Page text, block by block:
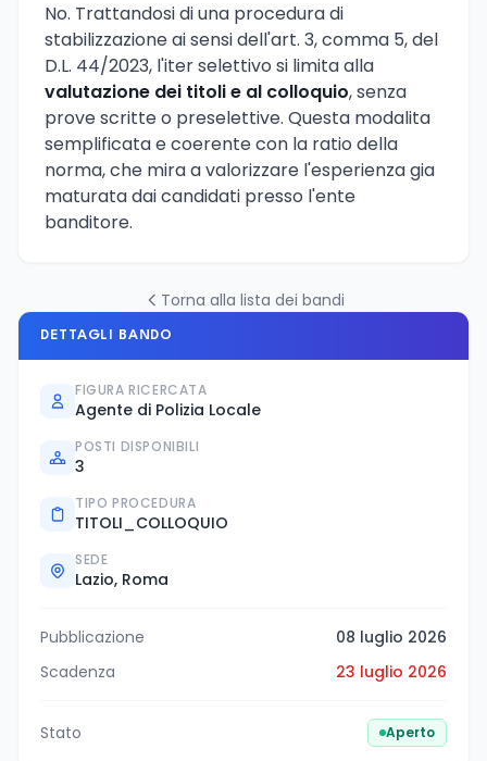
No. Trattandosi di una procedura di
stabilizzazione ai sensi dell'art. 3, comma 5, del
D.L. 44/2023, l'iter selettivo si limita alla
valutazione dei titoli e al colloquio, senza
prove scritte o preselettive. Questa modalita
semplificata e coerente con la ratio della
norma, che mira a valorizzare l'esperienza gia
maturata dai candidati presso l'ente
banditore.
Torna alla lista dei bandi
DETTAGLI BANDO
FIGURA RICERCATA
Agente di Polizia Locale
POSTI DISPONIBILI
3
TIPO PROCEDURA
TITOLI_COLLOQUIO
SEDE
Lazio, Roma
Pubblicazione
08 luglio 2026
Scadenza
23 luglio 2026
Stato Aperto